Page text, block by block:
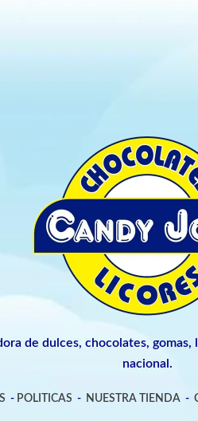
de dulces, chocolates, gomas,
nacional.
- POLITICAS - NUESTRA TIENDA-